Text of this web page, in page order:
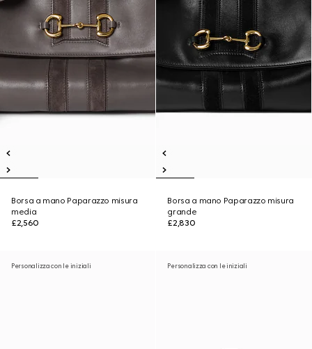
Borsa a mano Paparazzo misura
media
£2,560
Borsa a mano Paparazzo misura
grande
£2,830
Personalizza con le iniziali Personalizza con le iniziali